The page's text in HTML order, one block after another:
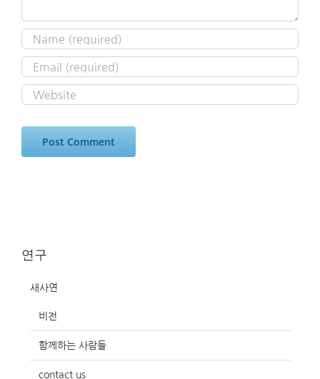
연구
새사연
비전
함께하는 사람들
contact us